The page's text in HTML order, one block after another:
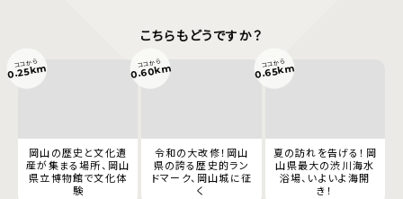
こちらもどうですか？
岡山の歴史と文化遺
産が集まる場所、岡山
県立博物館で文化体
験
ココから
0.25km
令和の大改修！岡山
県の誇る歴史的ラン
ドマーク、岡山城に征
く
ココから
0.60km
夏の訪れを告げる！岡
山県最大の渋川海水
浴場、いよいよ海開
き！
ココから
0.65km